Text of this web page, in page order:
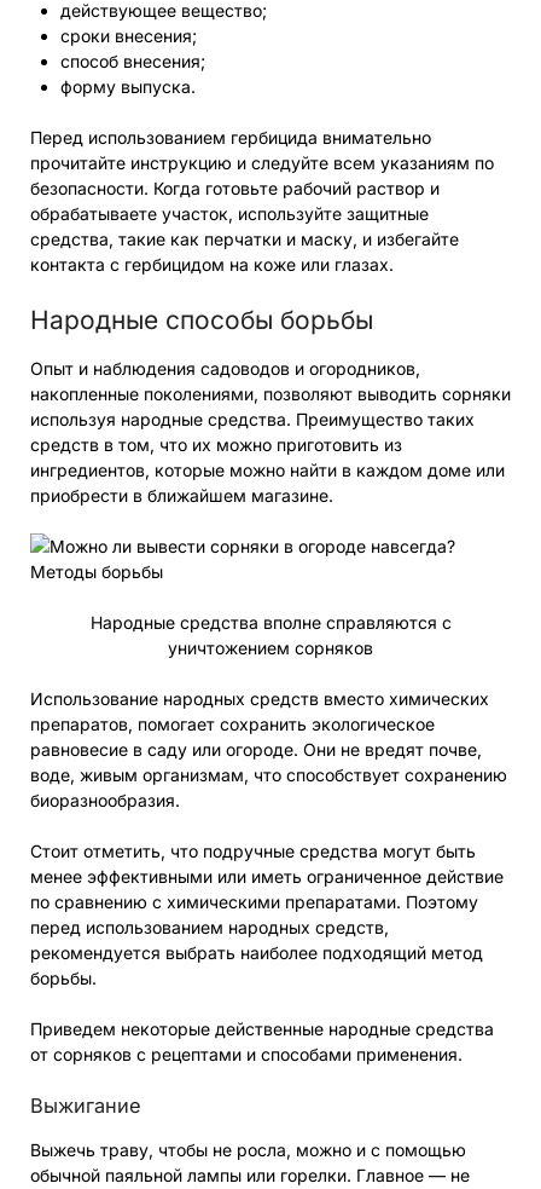
действующее вещество;
сроки внесения;
способ внесения;
форму выпуска.
Перед использованием гербицида внимательно
прочитайте инструкцию и следуйте всем указаниям по
безопасности. Когда готовьте рабочий раствор и
обрабатываете участок, используйте защитные
средства, такие как перчатки и маску, и избегайте
контакта с гербицидом на коже или глазах.
Народные способы борьбы
Опыт и наблюдения садоводов и огородников,
накопленные поколениями, позволяют выводить сорняки
используя народные средства. Преимущество таких
средств в том, что их можно приготовить из
ингредиентов, которые можно найти в каждом доме или
приобрести в ближайшем магазине.
Народные средства вполне справляются с
уничтожением сорняков
Использование народных средств вместо химических
препаратов, помогает сохранить экологическое
равновесие в саду или огороде. Они не вредят почве,
воде, живым организмам, что способствует сохранению
биоразнообразия.
Стоит отметить, что подручные средства могут быть
менее эффективными или иметь ограниченное действие
по сравнению с химическими препаратами. Поэтому
перед использованием народных средств,
рекомендуется выбрать наиболее подходящий метод
борьбы.
Приведем некоторые действенные народные средства
от сорняков с рецептами и способами применения.
Выжигание
Выжечь траву, чтобы не росла, можно и с помощью
обычной паяльной лампы или горелки. Главное — не